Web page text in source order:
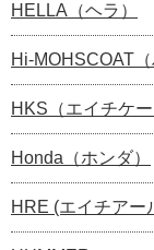
HELLA（ヘラ）
Hi-MOHSCOAT
HKS（エイチケー
Honda（ホンダ）
HRE (エイチアー